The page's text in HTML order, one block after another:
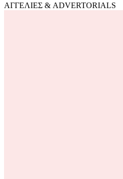
ΑΓΓΕΛΙΕΣ & ADVERTORIALS